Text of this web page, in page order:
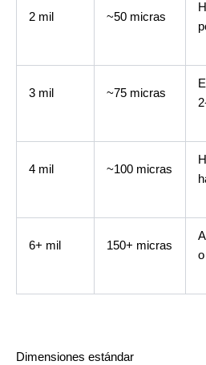
2 mil ~50 micras
3 mil ~75 micras
4 mil ~100 micras
6+ mil 150+ micras
Dimensiones estándar